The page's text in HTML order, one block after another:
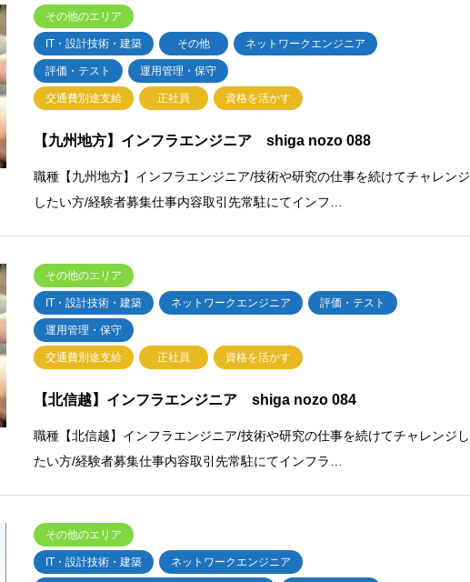
その他のエリア
IT・設計技術・建築 その他 ネットワークエンジニア
評価・テスト 運用管理・保守
交通費別途支給 正社員 資格を活かす
【九州地方】インフラエンジニア shiga nozo 088
職種【九州地方】インフラエンジニア/技術や研究の仕事を続けてチャレンジ
したい方/経験者募集仕事内容取引先常駐にてインフ…
その他のエリア
IT・設計技術・建築 ネットワークエンジニア 評価・テスト
運用管理・保守
交通費別途支給 正社員 資格を活かす
【北信越】インフラエンジニア shiga nozo 084
職種【北信越】インフラエンジニア/技術や研究の仕事を続けてチャレンジし
たい方/経験者募集仕事内容取引先常駐にてインフラ…
その他のエリア
IT・設計技術・建築 ネットワークエンジニア